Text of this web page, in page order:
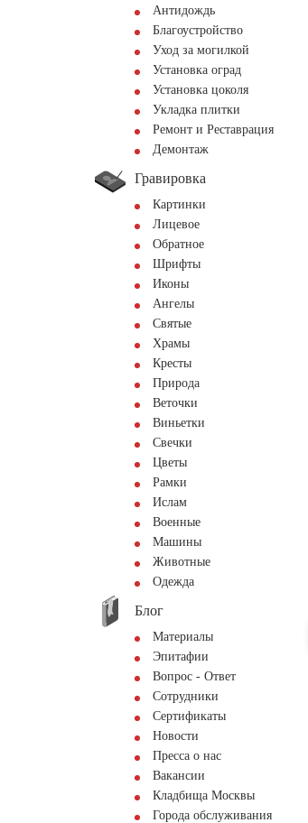
Антидождь
Благоустройство
Уход за могилкой
Установка оград
Установка цоколя
Укладка плитки
Ремонт и Реставрация
Демонтаж
Гравировка
Картинки
Лицевое
Обратное
Шрифты
Иконы
Ангелы
Святые
Храмы
Кресты
Природа
Веточки
Виньетки
Свечки
Цветы
Рамки
Ислам
Военные
Машины
Животные
Одежда
Блог
Материалы
Эпитафии
Вопрос - Ответ
Сотрудники
Сертификаты
Новости
Пресса о нас
Вакансии
Кладбища Москвы
Города обслуживания